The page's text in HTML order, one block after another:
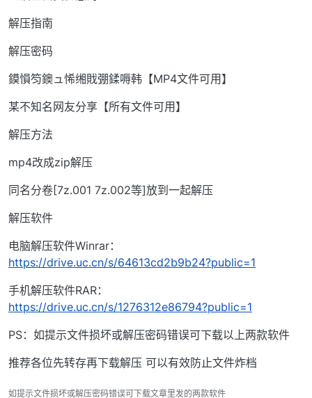
解压指南
解压密码
鏌愪笉鐭ュ悕缃戝弸鍒嗕韩【MP4文件可用】
某不知名网友分享【所有文件可用】
解压方法
mp4改成zip解压
同名分卷[7z.001 7z.002等]放到一起解压
解压软件
电脑解压软件Winrar：
https://drive.uc.cn/s/64613cd2b9b24?public=1
手机解压软件RAR：
https://drive.uc.cn/s/1276312e86794?public=1
PS：如提示文件损坏或解压密码错误可下载以上两款软件
推荐各位先转存再下载解压 可以有效防止文件炸档
如提示文件损坏或解压密码错误可下载文章里发的两款软件